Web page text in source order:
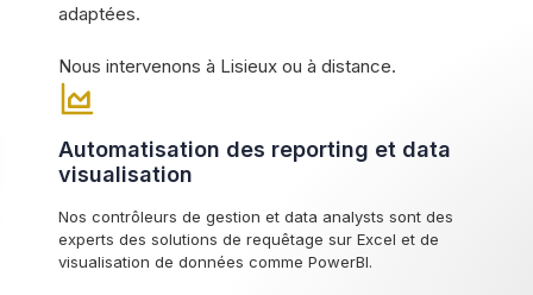
adaptées.
Nous intervenons à Lisieux ou à distance.
Automatisation des reporting et data
visualisation
Nos contrôleurs de gestion et data analysts sont des
experts des solutions de requêtage sur Excel et de
visualisation de données comme PowerBI.